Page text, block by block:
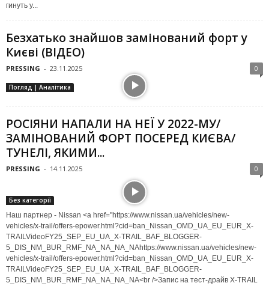
гинуть у...
Безхатько знайшов замінований форт у
Києві (ВІДЕО)
PRESSING - 23.11.2025 0
Погляд | Аналітика
РОСІЯНИ НАПАЛИ НА НЕЇ У 2022-МУ/
ЗАМІНОВАНИЙ ФОРТ ПОСЕРЕД КИЄВА/
ТУНЕЛІ, ЯКИМИ...
PRESSING - 14.11.2025 0
Без категорії
Наш партнер - Nissan <a href="https://www.nissan.ua/vehicles/new-
vehicles/x-trail/offers-epower.html?cid=ban_Nissan_OMD_UA_EU_EUR_X-
TRAILVideoFY25_SEP_EU_UA_X-TRAIL_BAF_BLOGGER-
5_DIS_NM_BUR_RMF_NA_NA_NA_NAhttps://www.nissan.ua/vehicles/new-
vehicles/x-trail/offers-epower.html?cid=ban_Nissan_OMD_UA_EU_EUR_X-
TRAILVideoFY25_SEP_EU_UA_X-TRAIL_BAF_BLOGGER-
5_DIS_NM_BUR_RMF_NA_NA_NA_NA<br />Запис на тест-драйв X-TRAIL